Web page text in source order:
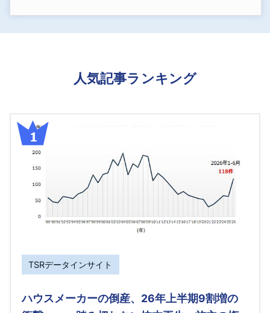
人気記事ランキング
TSRデータインサイト
ハウスメーカーの倒産、26年上半期9割増の